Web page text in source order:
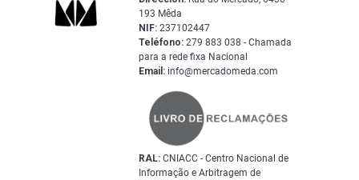
193 Mêda
NIF: 237102447
Teléfono: 279 883 038 - Chamada
para a rede fixa Nacional
Email: info@mercadomeda.com
RAL: CNIACC - Centro Nacional de
Informação e Arbitragem de